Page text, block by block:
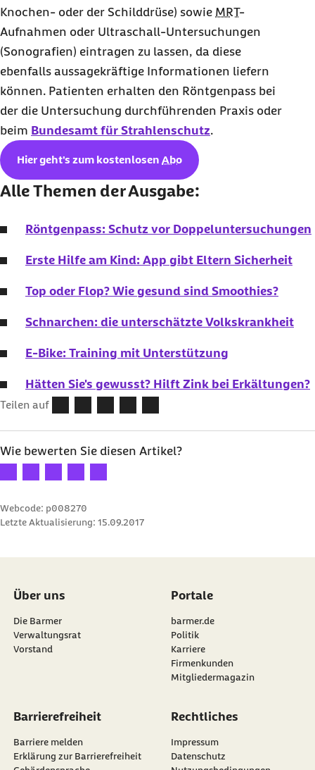
Knochen- oder der Schilddrüse) sowie MRT-
Aufnahmen oder Ultraschall-Untersuchungen
(Sonografien) eintragen zu lassen, da diese
ebenfalls aussagekräftige Informationen liefern
können. Patienten erhalten den Röntgenpass bei
der die Untersuchung durchführenden Praxis oder
beim Bundesamt für Strahlenschutz.
Hier geht's zum kostenlosen Abo
Alle Themen der Ausgabe:
Röntgenpass: Schutz vor Doppeluntersuchungen
Erste Hilfe am Kind: App gibt Eltern Sicherheit
Top oder Flop? Wie gesund sind Smoothies?
Schnarchen: die unterschätzte Volkskrankheit
E-Bike: Training mit Unterstützung
Hätten Sie's gewusst? Hilft Zink bei Erkältungen?
Teilen auf
Wie bewerten Sie diesen Artikel?
Ihre Bewertung: 1 Stern
Ihre Bewertung: 2 Sterne
Ihre Bewertung: 3 Sterne
Ihre Bewertung: 4 Sterne
Ihre Bewertung: 5 Sterne
Webcode: p008270
Letzte Aktualisierung: 15.09.2017
Über uns
Die Barmer
Verwaltungsrat
Vorstand
Portale
barmer.de
Politik
Karriere
Firmenkunden
Mitgliedermagazin
Barrierefreiheit
Barriere melden
Erklärung zur Barrierefreiheit
Rechtliches
Impressum
Datenschutz